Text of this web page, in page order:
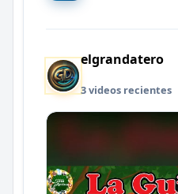
elgrandatero
3 videos recientes